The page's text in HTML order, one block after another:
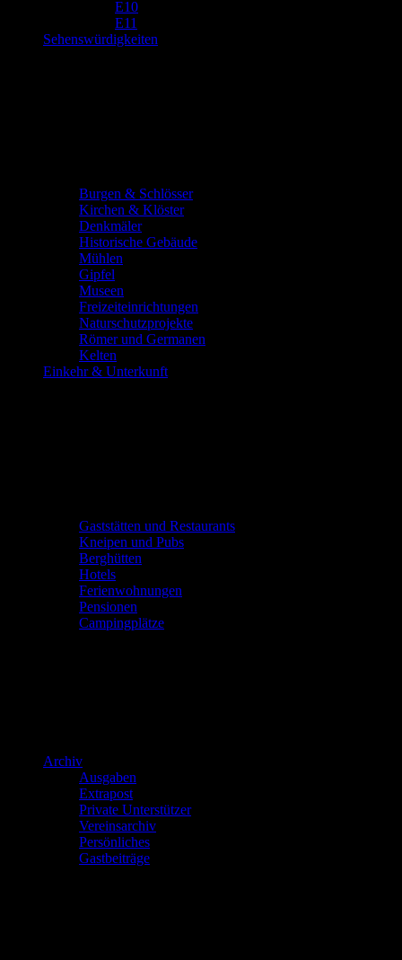
E10
E11
Sehenswürdigkeiten
Burgen & Schlösser
Kirchen & Klöster
Denkmäler
Historische Gebäude
Mühlen
Gipfel
Museen
Freizeiteinrichtungen
Naturschutzprojekte
Römer und Germanen
Kelten
Einkehr & Unterkunft
Gaststätten und Restaurants
Kneipen und Pubs
Berghütten
Hotels
Ferienwohnungen
Pensionen
Campingplätze
Archiv
Ausgaben
Extrapost
Private Unterstützer
Vereinsarchiv
Persönliches
Gastbeiträge